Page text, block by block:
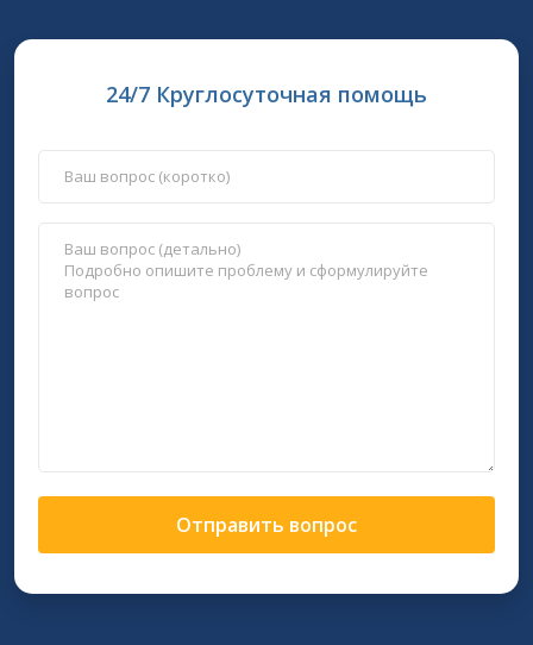
24/7 Круглосуточная помощь
Отправить вопрос